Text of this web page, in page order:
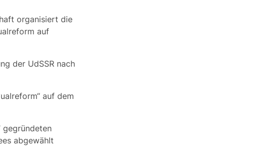
organisiert die
auf
der UdSSR nach
auf dem
gegründeten
abgewählt